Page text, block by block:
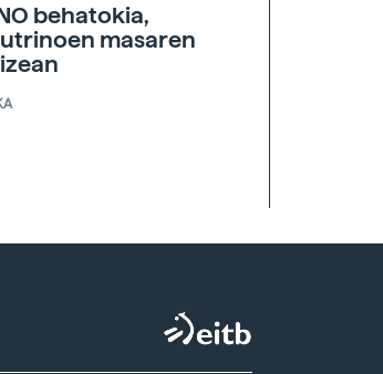
behatokia,
masaren